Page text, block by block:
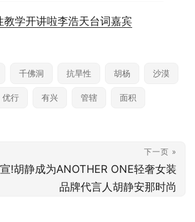
教学开讲啦李浩天台词嘉宾
千佛洞 抗旱性 胡杨 沙漠
优行 有兴 管辖 面积
下一页 »
!胡静成为ANOTHER ONE轻奢女装
品牌代言人胡静安那时尚